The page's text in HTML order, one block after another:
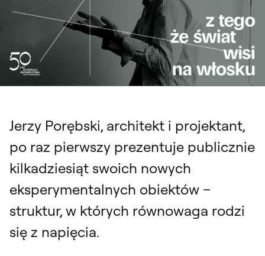
Jerzy Porębski, architekt i projektant,
po raz pierwszy prezentuje publicznie
kilkadziesiąt swoich nowych
eksperymentalnych obiektów –
struktur, w których równowaga rodzi
się z napięcia.